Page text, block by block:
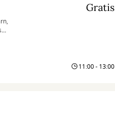
Gratis
11:00 - 13:00